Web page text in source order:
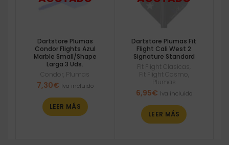
Dartstore Plumas
Condor Flights Azul
Marble Small/Shape
Larga.3 Uds.
Condor Plumas
7,30€ Iva incluido
LEER MÁS
Dartstore Plumas Fit
Flight Cali West 2
Signature Standard
Fit Flight Clasicas
Fit Flight Cosmo
Plumas
6,95€ Iva incluido
LEER MÁS